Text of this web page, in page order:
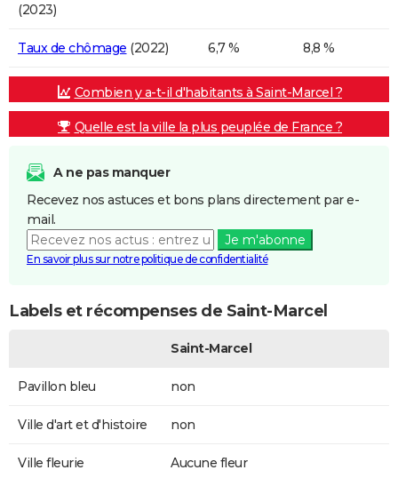
(2023)
Taux de chômage (2022) 6,7 % 8,8 %
Combien y a-t-il d'habitants à Saint-Marcel ?
Quelle est la ville la plus peuplée de France ?
A ne pas manquer
Recevez nos astuces et bons plans directement par e-
mail.
Je m'abonne
En savoir plus sur notre politique de confidentialité
Labels et récompenses de Saint-Marcel
Saint-Marcel
Pavillon bleu non
Ville d'art et d'histoire non
Ville fleurie Aucune fleur